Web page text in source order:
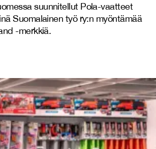
suunnitellut Pola-vaatteet
Suomalainen työ ry:n myöntämää
-merkkiä.